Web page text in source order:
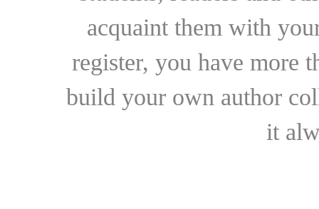
acquaint them with
register, you have more
build your own author
it